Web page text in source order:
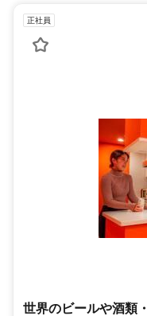
正社員
世界のビールや酒類